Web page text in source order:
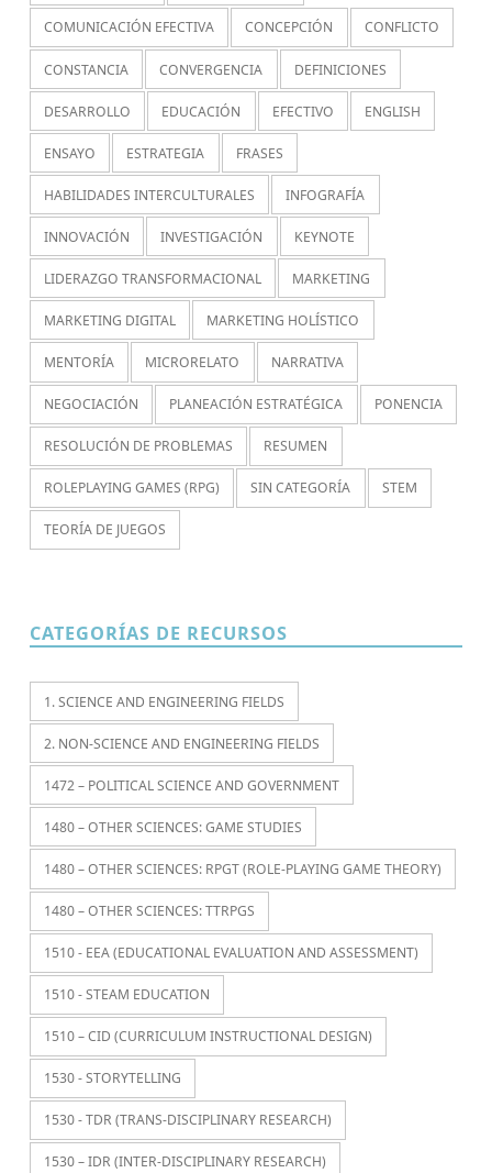
COMUNICACIÓN EFECTIVA CONCEPCIÓN CONFLICTO
CONSTANCIA CONVERGENCIA DEFINICIONES
DESARROLLO EDUCACIÓN EFECTIVO ENGLISH
ENSAYO ESTRATEGIA FRASES
HABILIDADES INTERCULTURALES INFOGRAFÍA
INNOVACIÓN INVESTIGACIÓN KEYNOTE
LIDERAZGO TRANSFORMACIONAL MARKETING
MARKETING DIGITAL MARKETING HOLÍSTICO
MENTORÍA MICRORELATO NARRATIVA
NEGOCIACIÓN PLANEACIÓN ESTRATÉGICA PONENCIA
RESOLUCIÓN DE PROBLEMAS RESUMEN
ROLEPLAYING GAMES (RPG) SIN CATEGORÍA STEM
TEORÍA DE JUEGOS
CATEGORÍAS DE RECURSOS
1. SCIENCE AND ENGINEERING FIELDS
2. NON-SCIENCE AND ENGINEERING FIELDS
1472 – POLITICAL SCIENCE AND GOVERNMENT
1480 – OTHER SCIENCES: GAME STUDIES
1480 – OTHER SCIENCES: RPGT (ROLE-PLAYING GAME THEORY)
1480 – OTHER SCIENCES: TTRPGS
1510 - EEA (EDUCATIONAL EVALUATION AND ASSESSMENT)
1510 - STEAM EDUCATION
1510 – CID (CURRICULUM INSTRUCTIONAL DESIGN)
1530 - STORYTELLING
1530 - TDR (TRANS-DISCIPLINARY RESEARCH)
1530 – IDR (INTER-DISCIPLINARY RESEARCH)